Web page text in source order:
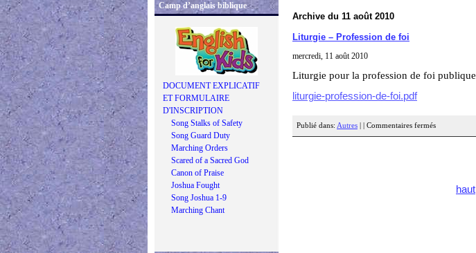
Camp d’anglais biblique
DOCUMENT EXPLICATIF
ET FORMULAIRE
D'INSCRIPTION
Song Stalks of Safety
Song Guard Duty
Marching Orders
Scared of a Sacred God
Canon of Praise
Joshua Fought
Song Joshua 1-9
Marching Chant
Archive du 11 août 2010
Liturgie – Profession de foi
mercredi, 11 août 2010
Liturgie pour la profession de foi publique
liturgie-profession-de-foi.pdf
Publié dans: Autres Commentaires fermés
haut